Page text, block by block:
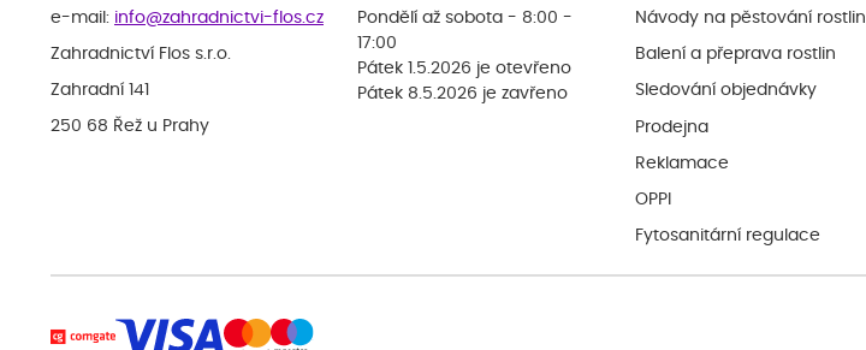
e-mail: info@zahradnictvi-flos.cz
Zahradnictví Flos s.r.o.
Zahradní 141
250 68 Řež u Prahy
Pondělí až sobota - 8:00 -
17:00
Pátek 1.5.2026 je otevřeno
Pátek 8.5.2026 je zavřeno
Návody na pěstování rostlin
Balení a přeprava rostlin
Sledování objednávky
Prodejna
Reklamace
OPPI
Fytosanitární regulace